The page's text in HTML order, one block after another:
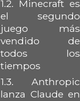
1.2. Minecraft es
el segundo
juego más
vendido de
todos los
tiempos
1.3. Anthropic
lanza Claude en